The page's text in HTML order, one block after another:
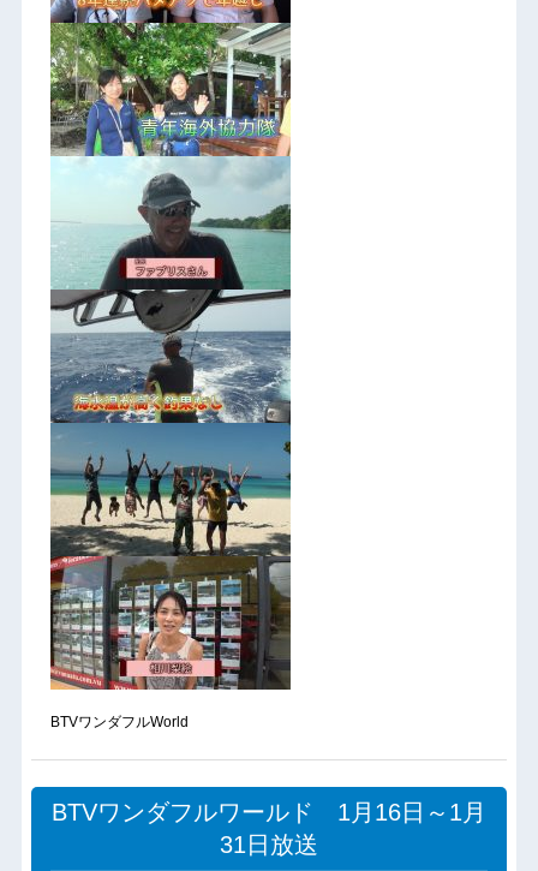
BTVワンダフルWorld
BTVワンダフルワールド 1月16日～1月
31日放送